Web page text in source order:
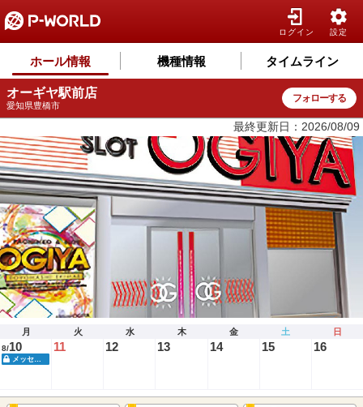
ログイン 設定
ホール情報 機種情報 タイムライン
オーギヤ駅前店
愛知県豊橋市
フォローする
最終更新日：2026/08/09
月 火 水 木 金 土 日
8/10
メッセージ
11 12 13 14 15 16